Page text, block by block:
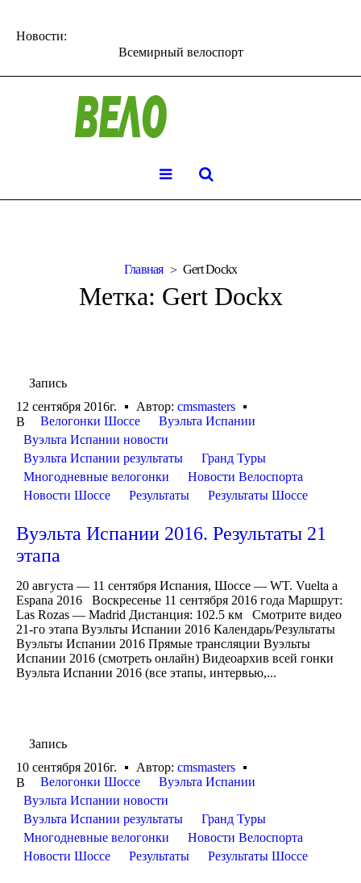
Новости:
Всемирный велоспорт
Главная Gert Dockx
Метка: Gert Dockx
Запись
12 сентября 2016г.
Автор: cmsmasters
В
Велогонки Шоссе
Вуэльта Испании
Вуэльта Испании новости
Вуэльта Испании результаты
Гранд Туры
Многодневные велогонки
Новости Велоспорта
Новости Шоссе
Результаты Результаты Шоссе
Вуэльта Испании 2016. Результаты 21
этапа
20 августа — 11 сентября Испания, Шоссе — WT. Vuelta a
Espana 2016 Воскресенье 11 сентября 2016 года Маршрут:
Las Rozas — Madrid Дистанция: 102.5 км Смотрите видео
21-го этапа Вуэльты Испании 2016 Календарь/Результаты
Вуэльты Испании 2016 Прямые трансляции Вуэльты
Испании 2016 (смотреть онлайн) Видеоархив всей гонки
Вуэльта Испании 2016 (все этапы, интервью,...
Запись
10 сентября 2016г.
Автор: cmsmasters
В
Велогонки Шоссе
Вуэльта Испании
Вуэльта Испании новости
Вуэльта Испании результаты
Гранд Туры
Многодневные велогонки
Новости Велоспорта
Новости Шоссе
Результаты Результаты Шоссе